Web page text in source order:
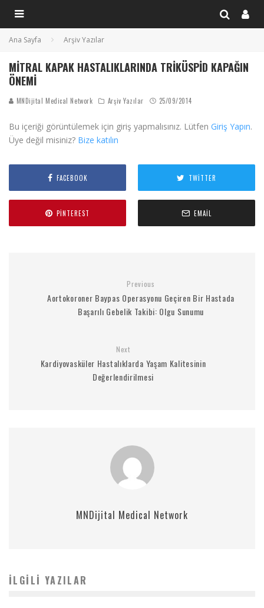
Ana Sayfa Arşiv Yazılar
MITRAL KAPAK HASTALIKLARINDA TRIKÜSPID KAPAĞIN
ÖNEMI
MNDijital Medical Network Arşiv Yazılar 25/09/2014
Bu içeriği görüntülemek için giriş yapmalısınız. Lütfen Giriş Yapın.
Üye değil misiniz? Bize katılın
FACEBOOK TWITTER
PINTEREST EMAIL
Previous
Aortokoroner Baypas Operasyonu Geçiren Bir Hastada
Başarılı Gebelik Takibi: Olgu Sunumu
Next
Kardiyovasküler Hastalıklarda Yaşam Kalitesinin
Değerlendirilmesi
MNDijital Medical Network
İLGILI YAZILAR